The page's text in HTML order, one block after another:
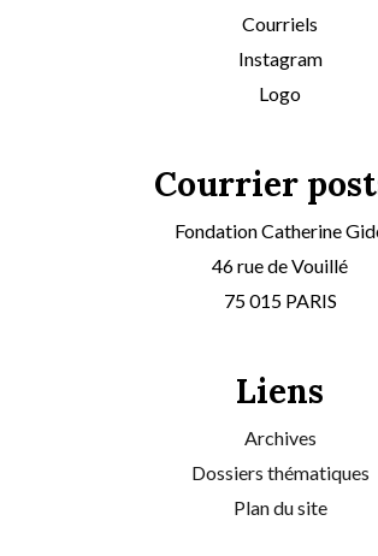
Courriels
Instagram
Logo
Courrier
Fondation Catherine
46 rue de Vouillé
75 015 PARIS
Liens
Archives
Dossiers thématiques
Plan du site